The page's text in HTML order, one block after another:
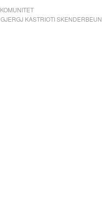
KOMUNITET
GJERGJ KASTRIOTI SKENDERBEUN